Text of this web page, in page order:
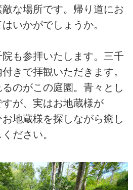
な場所です。帰り道にお
いかがでしょうか。
も参拝いたします。三千
きで拝観いただきます。
のがこの庭園。青々とし
が、実はお地蔵様が
地蔵様を探しながら癒し
ださい。